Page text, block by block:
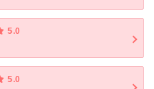
5.0
5.0